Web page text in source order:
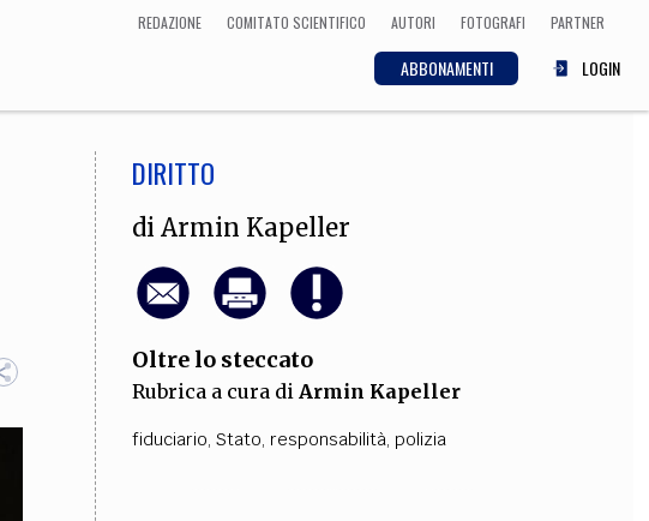
REDAZIONE COMITATO SCIENTIFICO AUTORI FOTOGRAFI PARTNER
ABBONAMENTI LOGIN
ECONOMIA
CULTURA
Arte, Cinema, Musica,
Letteratura
DIRITTO
di Armin Kapeller
Oltre lo steccato
Rubrica a cura di Armin Kapeller
fiduciario, Stato, responsabilità, polizia